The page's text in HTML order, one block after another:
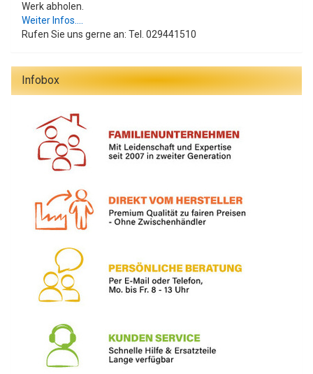
Werk abholen.
Weiter Infos....
Rufen Sie uns gerne an: Tel. 029441510
Infobox